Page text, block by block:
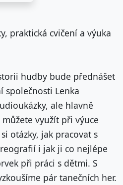
praktická cvičení a výuka
hudby bude přednášet
společnosti Lenka
ale hlavně
využít při výuce
otázky, jak pracovat s
i jak ji co nejlépe
při práci s dětmi. S
pár tanečních her.